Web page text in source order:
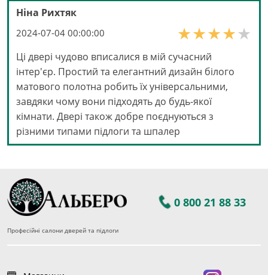
Ніна Рихтяк
2024-07-04 00:00:00
Ці двері чудово вписалися в мій сучасний
інтер'єр. Простий та елегантний дизайн білого
матового полотна робить їх універсальними,
завдяки чому вони підходять до будь-якої
кімнати. Двері також добре поєднуються з
різними типами підлоги та шпалер
0 800 21 88 33
Професійні салони дверей та підлоги